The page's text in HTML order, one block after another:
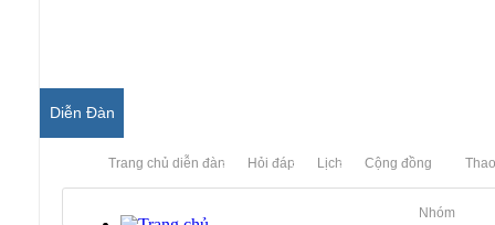
Diễn Đàn
Trang chủ diễn đàn Hỏi đáp Lịch Cộng đồng
Nhóm